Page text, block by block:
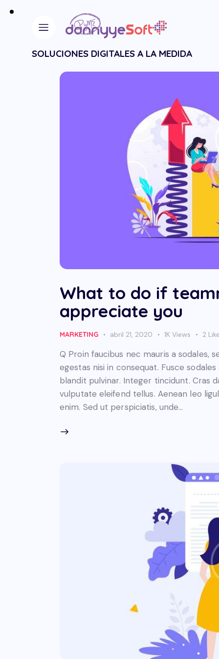
SOLUCIONES DIGITALES A LA MEDIDA
What to do if
appreciate you
MARKETING abril 21, 2020 1K Views 2
Q Proin faucibus nec mauris a sodales,
egestas nisi in consequat. Fusce
blandit pulvinar. Integer tincidunt. Cras
vulputate eleifend tellus. Aenean leo
enim. Sed ut perspiciatis, unde…